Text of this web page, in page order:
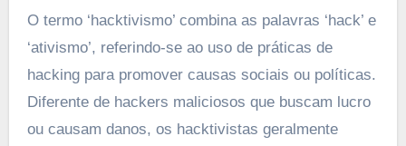
O termo ‘hacktivismo’ combina as palavras ‘hack’ e
‘ativismo’, referindo-se ao uso de práticas de
hacking para promover causas sociais ou políticas.
Diferente de hackers maliciosos que buscam lucro
ou causam danos, os hacktivistas geralmente